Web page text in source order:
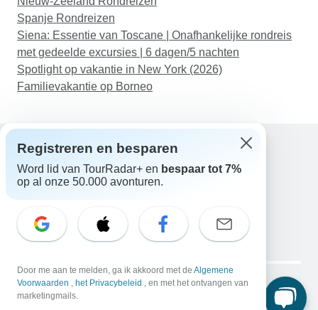
Spanje Rondreizen
Siena: Essentie van Toscane | Onafhankelijke rondreis
met gedeelde excursies | 6 dagen/5 nachten
Spotlight op vakantie in New York (2026)
Familievakantie op Borneo
Hulp
Neem contact met ons op
E-mail: support@tourradar.com
Taal selecteren
Copyright © TourRadar. Alle rechten voorbehouden.
Juridische kennisgeving Privacybeleid
Cookies
Registreren en besparen
Word lid van TourRadar+ en bespaar tot 7%
op al onze 50.000 avonturen.
Door me aan te melden, ga ik akkoord met de Algemene
Voorwaarden , het Privacybeleid , en met het ontvangen van
marketingmails.